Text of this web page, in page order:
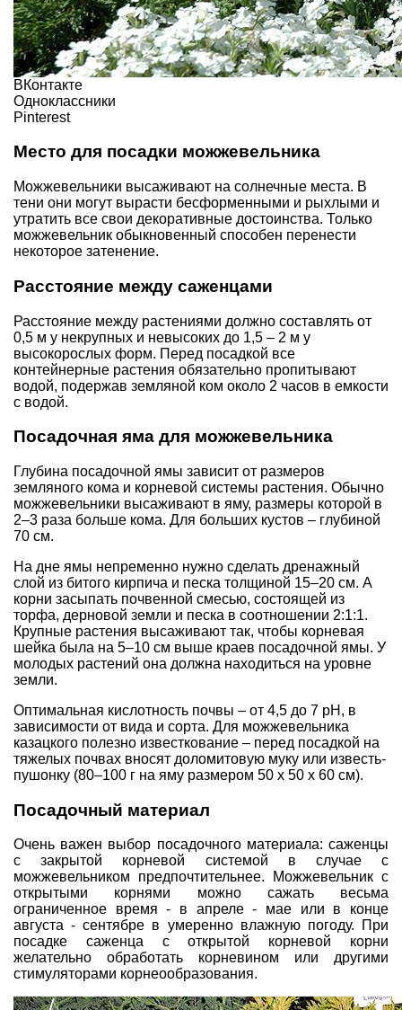
ВКонтакте
Одноклассники
Pinterest
Место для посадки можжевельника
Можжевельники высаживают на солнечные места. В
тени они могут вырасти бесформенными и рыхлыми и
утратить все свои декоративные достоинства. Только
можжевельник обыкновенный способен перенести
некоторое затенение.
Расстояние между саженцами
Расстояние между растениями должно составлять от
0,5 м у некрупных и невысоких до 1,5 – 2 м у
высокорослых форм. Перед посадкой все
контейнерные растения обязательно пропитывают
водой, подержав земляной ком около 2 часов в емкости
с водой.
Посадочная яма для можжевельника
Глубина посадочной ямы зависит от размеров
земляного кома и корневой системы растения. Обычно
можжевельники высаживают в яму, размеры которой в
2–3 раза больше кома. Для больших кустов – глубиной
70 см.
На дне ямы непременно нужно сделать дренажный
слой из битого кирпича и песка толщиной 15–20 см. А
корни засыпать почвенной смесью, состоящей из
торфа, дерновой земли и песка в соотношении 2:1:1.
Крупные растения высаживают так, чтобы корневая
шейка была на 5–10 см выше краев посадочной ямы. У
молодых растений она должна находиться на уровне
земли.
Оптимальная кислотность почвы – от 4,5 до 7 pH, в
зависимости от вида и сорта. Для можжевельника
казацкого полезно известкование – перед посадкой на
тяжелых почвах вносят доломитовую муку или известь-
пушонку (80–100 г на яму размером 50 х 50 х 60 см).
Посадочный материал
Очень важен выбор посадочного материала: саженцы
с закрытой корневой системой в случае с
можжевельником предпочтительнее. Можжевельник с
открытыми корнями можно сажать весьма
ограниченное время - в апреле - мае или в конце
августа - сентябре в умеренно влажную погоду. При
посадке саженца с открытой корневой корни
желательно обработать корневином или другими
стимуляторами корнеообразования.